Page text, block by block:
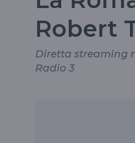
Robert
Diretta streaming
Radio 3